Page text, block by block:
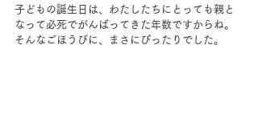
子どもの誕生日は、わたしたちにとっても親と
なって必死でがんばってきた年数ですからね。
そんなごほうびに、まさにぴったりでした。